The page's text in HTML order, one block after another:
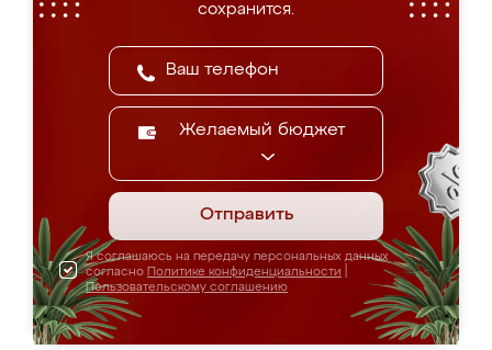
сохранится.
Желаемый бюджет
Отправить
Я соглашаюсь на передачу персональных данных
согласно Политике конфиденциальности
Пользовательскому соглашению